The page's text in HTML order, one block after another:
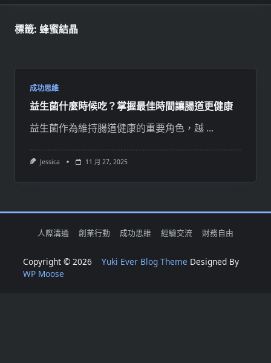
標籤: 蜂蜜結晶
成功思維
益生菌什麼時候吃？掌握最佳時間讓腸道更健康
益生菌作為維持腸道健康的重要角色，越 ...
Jessica 11 月 27, 2025
人際溝通 創業行動 成功思維 經驗交流 財務自由
Copyright © 2026 Yuki Ever Blog Theme Designed By
WP Moose